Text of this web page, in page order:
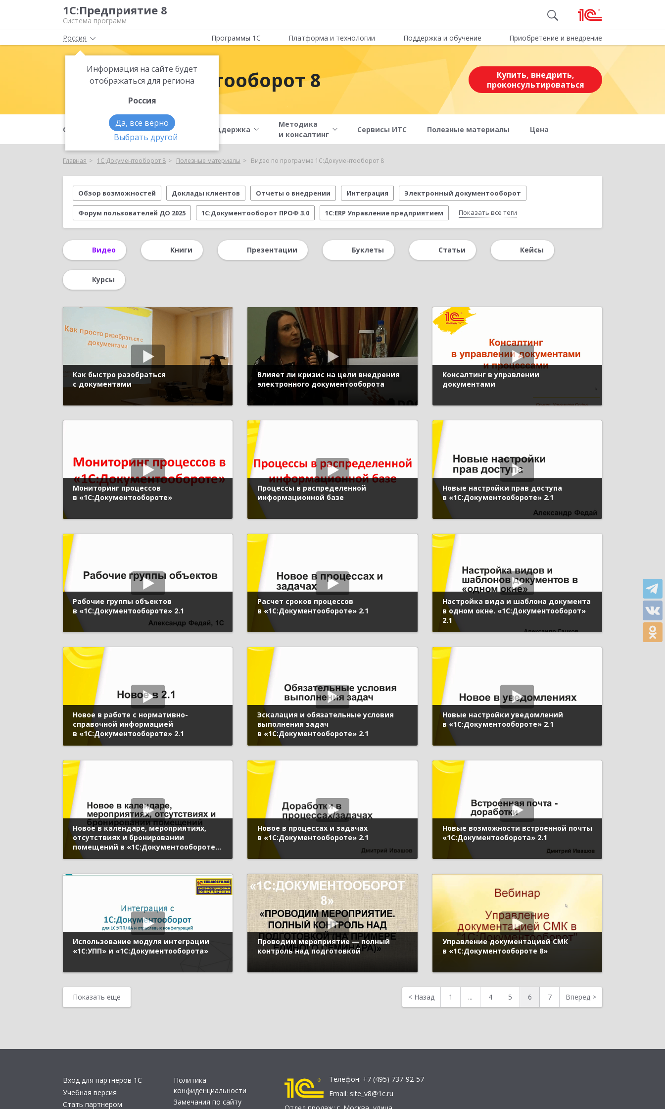
1С:Предприятие 8
Система программ
Россия
Информация на сайте будет
отображаться для региона
Россия
Да, все верно
Выбрать другой
Программы 1С Платформа и технологии Поддержка и обучение Приобретение и внедрение
1С:Документооборот 8
Купить, внедрить,
проконсультироваться
О продукте Возможности Поддержка
Методика
и консалтинг
Сервисы ИТС Полезные материалы Цена
Главная 1С:Документооборот 8 Полезные материалы Видео по программе 1С:Документооборот 8
Обзор возможностей Доклады клиентов Отчеты о внедрении Интеграция Электронный документооборот
Форум пользователей ДО 2025 1С:Документооборот ПРОФ 3.0 1С:ERP Управление предприятием Показать все теги
Машиностроение, приборостроение Платформа 1С:Предприятие 8 Система управления предприятием ПМЭФ 2021 1С:Лекторий
Видео Книги Презентации Буклеты Статьи Кейсы
Курсы
Как быстро разобраться
с документами
Влияет ли кризис на цели внедрения
электронного документооборота
Консалтинг в управлении
документами
Мониторинг процессов
в «1С:Документообороте»
Процессы в распределенной
информационной базе
Новые настройки прав доступа
в «1С:Документообороте» 2.1
Рабочие группы объектов
в «1С:Документообороте» 2.1
Расчет сроков процессов
в «1С:Документообороте» 2.1
Настройка вида и шаблона документа
в одном окне. «1С:Документооборот»
2.1
Новое в работе с нормативно-
справочной информацией
в «1С:Документообороте» 2.1
Эскалация и обязательные условия
выполнения задач
в «1С:Документообороте» 2.1
Новые настройки уведомлений
в «1С:Документообороте» 2.1
Новое в календаре, мероприятиях,
отсутствиях и бронировании
помещений в «1С:Документообороте»
2.1
Новое в процессах и задачах
в «1С:Документообороте» 2.1
Новые возможности встроенной почты
«1С:Документооборота» 2.1
Использование модуля интеграции
«1С:УПП» и «1С:Документооборота»
Проводим мероприятие — полный
контроль над подготовкой
Управление документацией СМК
в «1С:Документообороте 8»
Показать еще < Назад 1 ... 4 5 6 7 Вперед >
Вход для партнеров 1С
Учебная версия
Стать партнером
Политика
конфиденциальности
Замечания по сайту
Телефон: +7 (495) 737-92-57
Email: site_v8@1c.ru